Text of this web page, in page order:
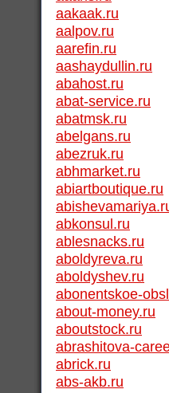
aakaak.ru
aalpov.ru
aarefin.ru
aashaydullin.ru
abahost.ru
abat-service.ru
abatmsk.ru
abelgans.ru
abezruk.ru
abhmarket.ru
abiartboutique.ru
abkonsul.ru
ablesnacks.ru
aboldyreva.ru
aboldyshev.ru
abonentskoe-
about-money.ru
aboutstock.ru
abrashitova-
abrick.ru
abs-akb.ru